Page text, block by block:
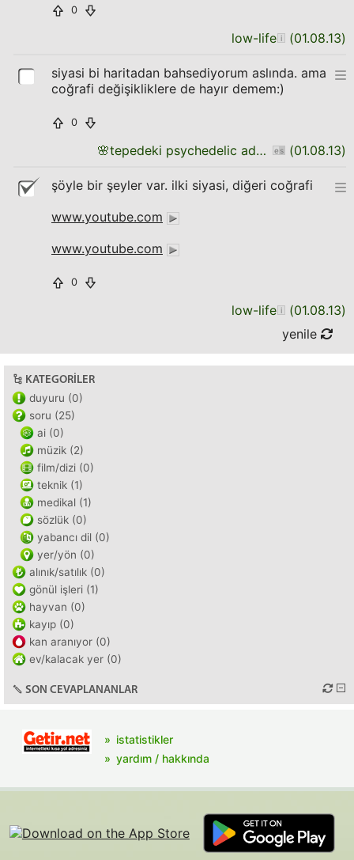
0
low-life (01.08.13)
siyasi bi haritadan bahsediyorum aslında. ama
coğrafi değişikliklere de hayır demem:)
0
🌸 tepedeki psychedelic adam (01.08.13)
şöyle bir şeyler var. ilki siyasi, diğeri coğrafi
www.youtube.com
www.youtube.com
0
low-life (01.08.13)
yenile
KATEGORILER
duyuru (0)
soru (25)
ai (0)
müzik (2)
film/dizi (0)
teknik (1)
medikal (1)
sözlük (0)
yabancı dil (0)
yer/yön (0)
alınık/satılık (0)
gönül işleri (1)
hayvan (0)
kayıp (0)
kan aranıyor (0)
ev/kalacak yer (0)
SON CEVAPLANANLAR
istatistikler
yardım / hakkında